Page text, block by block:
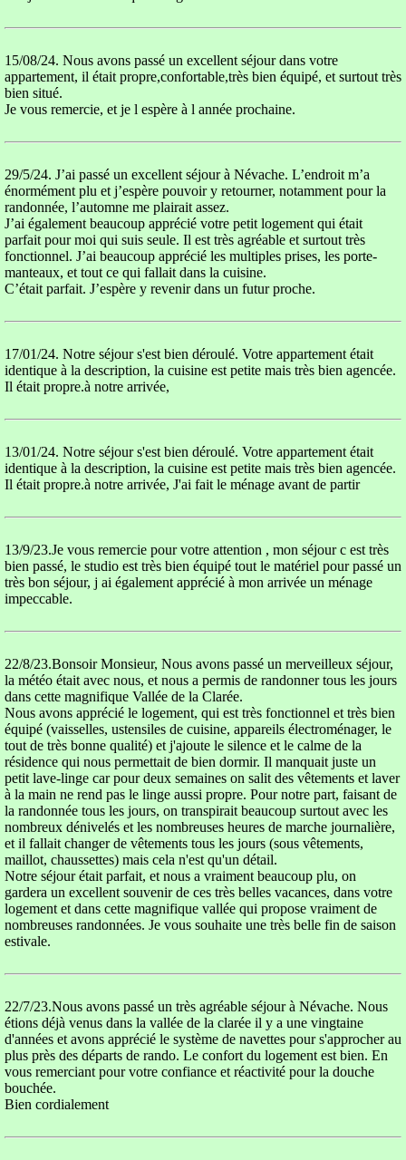
15/08/24. Nous avons passé un excellent séjour dans votre
appartement, il était propre,confortable,très bien équipé, et surtout très
bien situé.
Je vous remercie, et je l espère à l année prochaine.
29/5/24. J’ai passé un excellent séjour à Névache. L’endroit m’a
énormément plu et j’espère pouvoir y retourner, notamment pour la
randonnée, l’automne me plairait assez.
J’ai également beaucoup apprécié votre petit logement qui était
parfait pour moi qui suis seule. Il est très agréable et surtout très
fonctionnel. J’ai beaucoup apprécié les multiples prises, les porte-
manteaux, et tout ce qui fallait dans la cuisine.
C’était parfait. J’espère y revenir dans un futur proche.
17/01/24. Notre séjour s'est bien déroulé. Votre appartement était
identique à la description, la cuisine est petite mais très bien agencée.
Il était propre.à notre arrivée,
13/01/24. Notre séjour s'est bien déroulé. Votre appartement était
identique à la description, la cuisine est petite mais très bien agencée.
Il était propre.à notre arrivée, J'ai fait le ménage avant de partir
13/9/23.Je vous remercie pour votre attention , mon séjour c est très
bien passé, le studio est très bien équipé tout le matériel pour passé un
très bon séjour, j ai également apprécié à mon arrivée un ménage
impeccable.
22/8/23.Bonsoir Monsieur, Nous avons passé un merveilleux séjour,
la météo était avec nous, et nous a permis de randonner tous les jours
dans cette magnifique Vallée de la Clarée.
Nous avons apprécié le logement, qui est très fonctionnel et très bien
équipé (vaisselles, ustensiles de cuisine, appareils électroménager, le
tout de très bonne qualité) et j'ajoute le silence et le calme de la
résidence qui nous permettait de bien dormir. Il manquait juste un
petit lave-linge car pour deux semaines on salit des vêtements et laver
à la main ne rend pas le linge aussi propre. Pour notre part, faisant de
la randonnée tous les jours, on transpirait beaucoup surtout avec les
nombreux dénivelés et les nombreuses heures de marche journalière,
et il fallait changer de vêtements tous les jours (sous vêtements,
maillot, chaussettes) mais cela n'est qu'un détail.
Notre séjour était parfait, et nous a vraiment beaucoup plu, on
gardera un excellent souvenir de ces très belles vacances, dans votre
logement et dans cette magnifique vallée qui propose vraiment de
nombreuses randonnées. Je vous souhaite une très belle fin de saison
estivale.
22/7/23.Nous avons passé un très agréable séjour à Névache. Nous
étions déjà venus dans la vallée de la clarée il y a une vingtaine
d'années et avons apprécié le système de navettes pour s'approcher au
plus près des départs de rando. Le confort du logement est bien. En
vous remerciant pour votre confiance et réactivité pour la douche
bouchée.
Bien cordialement